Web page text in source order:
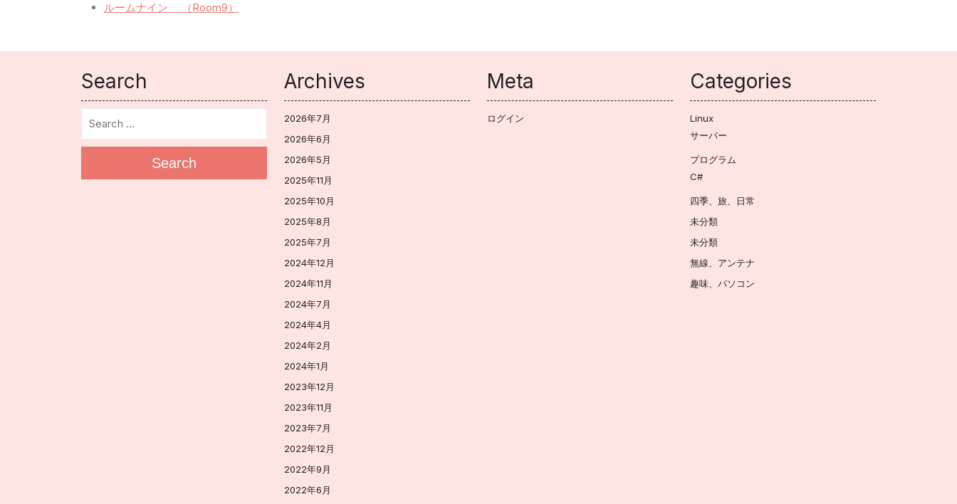
ルームナイン （Room9）
Search
Search
Archives
2026年7月
2026年6月
2026年5月
2025年11月
2025年10月
2025年8月
2025年7月
2024年12月
2024年11月
2024年7月
2024年4月
2024年2月
2024年1月
2023年12月
2023年11月
2023年7月
2022年12月
2022年9月
2022年6月
Meta
ログイン
Categories
Linux
サーバー
プログラム
C#
四季、旅、日常
未分類
未分類
無線、アンテナ
趣味、パソコン